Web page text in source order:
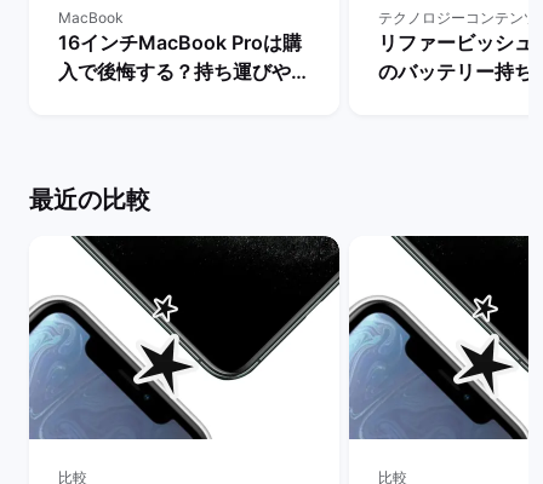
MacBook
16インチMacBook Proは購
入で後悔する？持ち運びや大
テクノロジーコンテンツ
リファービッシュ
のバッテリー持ち
最近の比較
比較 比較